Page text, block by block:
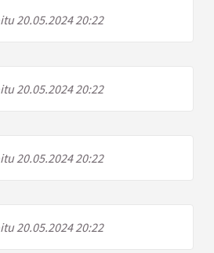
20.05.2024 20:22
20.05.2024 20:22
20.05.2024 20:22
20.05.2024 20:22